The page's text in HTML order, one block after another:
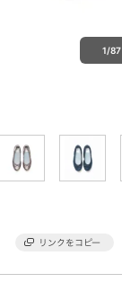
1/87